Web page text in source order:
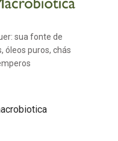
sua fonte de
óleos puros, chás